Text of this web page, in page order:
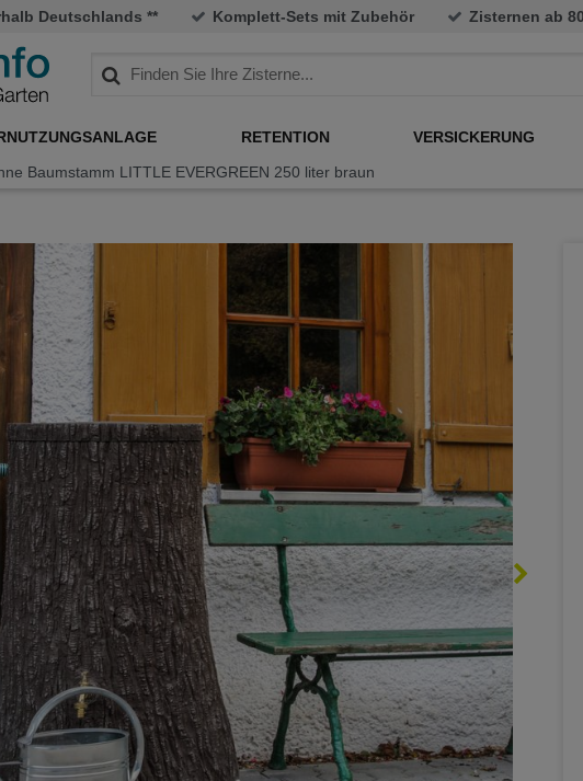
Deutschlands ** Komplett-Sets mit Zubehör Zisternen ab
RETENTION VERSICKERUNG
Baumstamm LITTLE EVERGREEN 250 liter braun